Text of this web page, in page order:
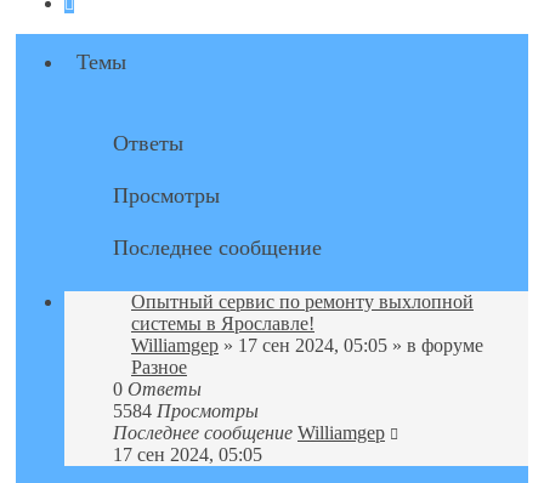
Темы
Ответы
Просмотры
Последнее сообщение
Опытный сервис по ремонту выхлопной
системы в Ярославле!
Williamgep » 17 сен 2024, 05:05 » в форуме
Разное
0 Ответы
5584 Просмотры
Последнее сообщение Williamgep
17 сен 2024, 05:05